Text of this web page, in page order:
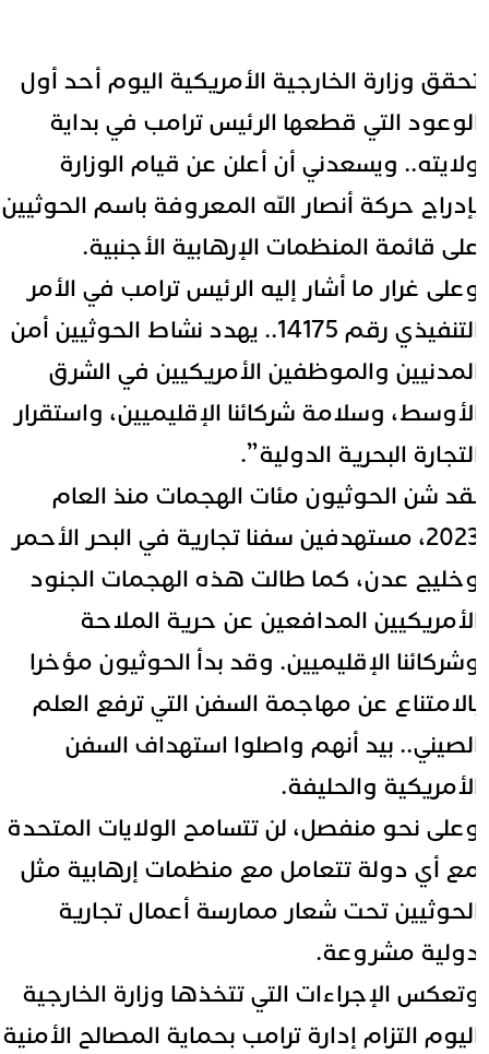
وزارة الخارجية الأمريكية اليوم أحد أول
التي قطعها الرئيس ترامب في بداية
ويسعدني أن أعلن عن قيام الوزارة
حركة أنصار الله المعروفة باسم الحوثيين
قائمة المنظمات الإرهابية الأجنبية.
غرار ما أشار إليه الرئيس ترامب في الأمر
التنفيذي رقم 14175.. يهدد نشاط الحوثيين أمن
والموظفين الأمريكيين في الشرق
وسلامة شركائنا الإقليميين، واستقرار
البحرية الدولية”.
شن الحوثيون مئات الهجمات منذ العام
2023، مستهدفين سفنا تجارية في البحر الأحمر
عدن، كما طالت هذه الهجمات الجنود
المدافعين عن حرية الملاحة
الإقليميين. وقد بدأ الحوثيون مؤخرا
عن مهاجمة السفن التي ترفع العلم
بيد أنهم واصلوا استهداف السفن
والحليفة.
نحو منفصل، لن تتسامح الولايات المتحدة
أي دولة تتعامل مع منظمات إرهابية مثل
تحت شعار ممارسة أعمال تجارية
مشروعة.
الإجراءات التي تتخذها وزارة الخارجية
التزام إدارة ترامب بحماية المصالح الأمنية